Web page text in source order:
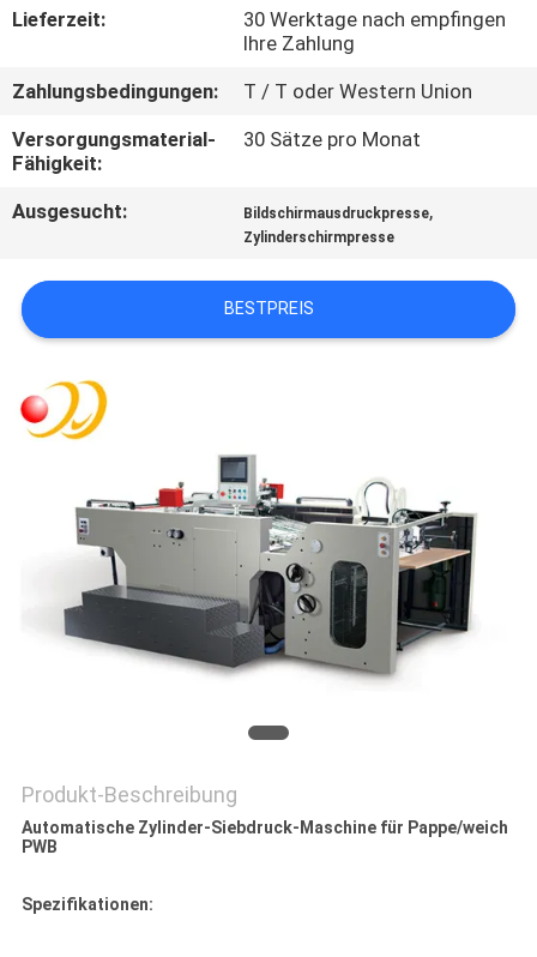
TRETEN
MIT
UNS
VERBINDUNG
FORDERN
SIE EIN
ZITAT
PRIVACY
POLICY
Lieferzeit:
30 Werktage nach empfingen
Ihre Zahlung
Zahlungsbedingungen:
T / T oder Western Union
Versorgungsmaterial-
Fähigkeit:
30 Sätze pro Monat
Ausgesucht: Bildschirmausdruckpresse,
Zylinderschirmpresse
BESTPREIS
Produkt-Beschreibung
Automatische Zylinder-Siebdruck-Maschine für Pappe/weich
PWB
Spezifikationen: